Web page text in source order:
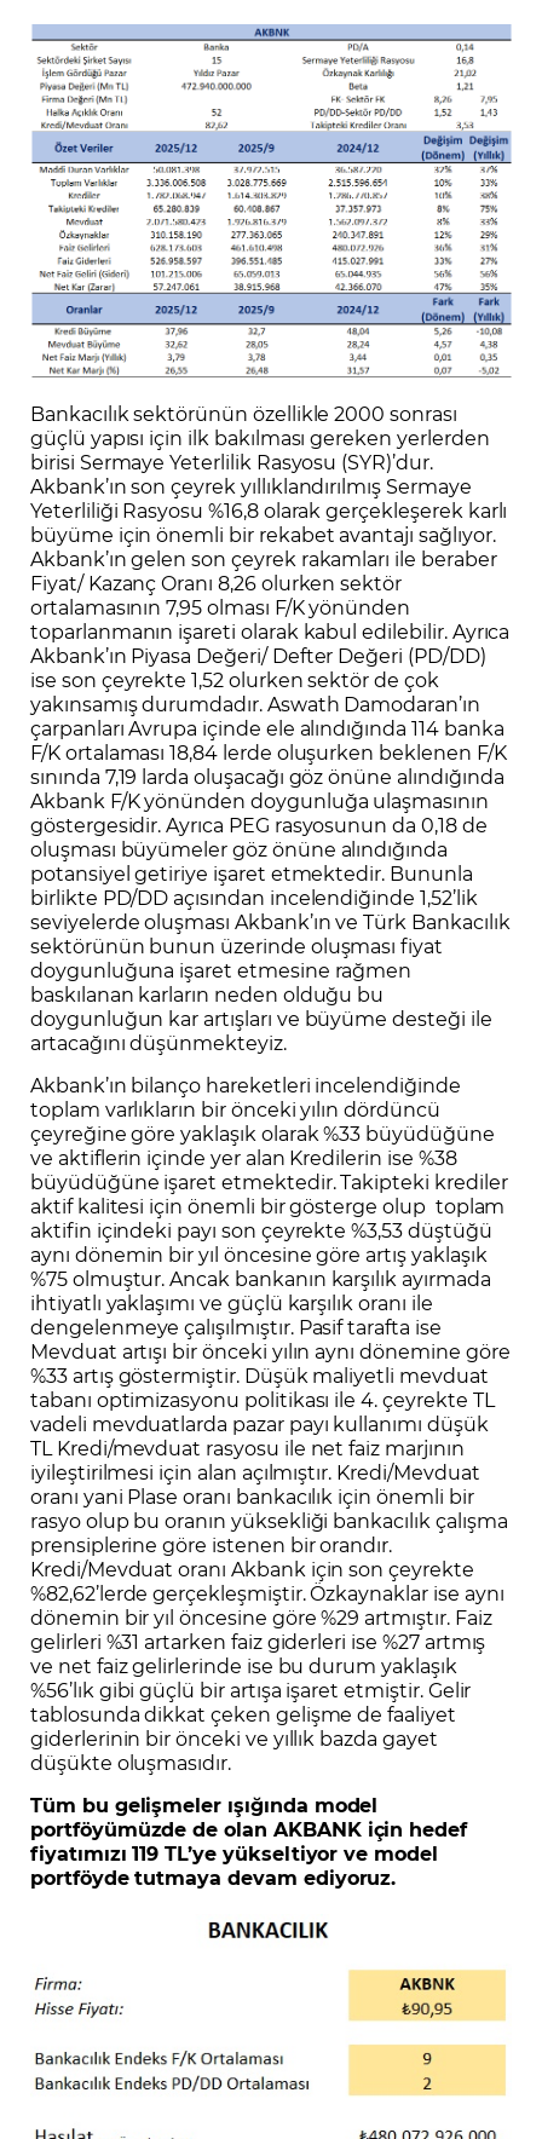
Bankacılık sektörünün özellikle 2000 sonrası
güçlü yapısı için ilk bakılması gereken yerlerden
birisi Sermaye Yeterlilik Rasyosu (SYR)’dur.
Akbank’ın son çeyrek yıllıklandırılmış Sermaye
Yeterliliği Rasyosu %16,8 olarak gerçekleşerek karlı
büyüme için önemli bir rekabet avantajı sağlıyor.
Akbank’ın gelen son çeyrek rakamları ile beraber
Fiyat/ Kazanç Oranı 8,26 olurken sektör
ortalamasının 7,95 olması F/K yönünden
toparlanmanın işareti olarak kabul edilebilir. Ayrıca
Akbank’ın Piyasa Değeri/ Defter Değeri (PD/DD)
ise son çeyrekte 1,52 olurken sektör de çok
yakınsamış durumdadır. Aswath Damodaran’ın
çarpanları Avrupa içinde ele alındığında 114 banka
F/K ortalaması 18,84 lerde oluşurken beklenen F/K
sınında 7,19 larda oluşacağı göz önüne alındığında
Akbank F/K yönünden doygunluğa ulaşmasının
göstergesidir. Ayrıca PEG rasyosunun da 0,18 de
oluşması büyümeler göz önüne alındığında
potansiyel getiriye işaret etmektedir. Bununla
birlikte PD/DD açısından incelendiğinde 1,52’lik
seviyelerde oluşması Akbank’ın ve Türk Bankacılık
sektörünün bunun üzerinde oluşması fiyat
doygunluğuna işaret etmesine rağmen
baskılanan karların neden olduğu bu
doygunluğun kar artışları ve büyüme desteği ile
artacağını düşünmekteyiz.
Akbank’ın bilanço hareketleri incelendiğinde
toplam varlıkların bir önceki yılın dördüncü
çeyreğine göre yaklaşık olarak %33 büyüdüğüne
ve aktiflerin içinde yer alan Kredilerin ise %38
büyüdüğüne işaret etmektedir. Takipteki krediler
aktif kalitesi için önemli bir gösterge olup toplam
aktifin içindeki payı son çeyrekte %3,53 düştüğü
aynı dönemin bir yıl öncesine göre artış yaklaşık
%75 olmuştur. Ancak bankanın karşılık ayırmada
ihtiyatlı yaklaşımı ve güçlü karşılık oranı ile
dengelenmeye çalışılmıştır. Pasif tarafta ise
Mevduat artışı bir önceki yılın aynı dönemine göre
%33 artış göstermiştir. Düşük maliyetli mevduat
tabanı optimizasyonu politikası ile 4. çeyrekte TL
vadeli mevduatlarda pazar payı kullanımı düşük
TL Kredi/mevduat rasyosu ile net faiz marjının
iyileştirilmesi için alan açılmıştır. Kredi/Mevduat
oranı yani Plase oranı bankacılık için önemli bir
rasyo olup bu oranın yüksekliği bankacılık çalışma
prensiplerine göre istenen bir orandır.
Kredi/Mevduat oranı Akbank için son çeyrekte
%82,62’lerde gerçekleşmiştir. Özkaynaklar ise aynı
dönemin bir yıl öncesine göre %29 artmıştır. Faiz
gelirleri %31 artarken faiz giderleri ise %27 artmış
ve net faiz gelirlerinde ise bu durum yaklaşık
%56’lık gibi güçlü bir artışa işaret etmiştir. Gelir
tablosunda dikkat çeken gelişme de faaliyet
giderlerinin bir önceki ve yıllık bazda gayet
düşükte oluşmasıdır.
Tüm bu gelişmeler ışığında model
portföyümüzde de olan AKBANK için hedef
fiyatımızı 119 TL’ye yükseltiyor ve model
portföyde tutmaya devam ediyoruz.